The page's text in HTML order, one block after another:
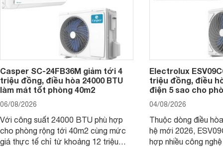
Casper SC-24FB36M giảm tới 4
triệu đồng, điều hòa 24000 BTU
làm mát tốt phòng 40m2
06/08/2026
Với công suất 24000 BTU phù hợp
cho phòng rộng tới 40m2 cùng mức
giá thực tế chỉ từ khoảng 12 triệu
Electrolux
triệu đồng, điều
điện 5 sao cho
04/08/2026
Thuộc dòng điều
hệ mới 2026,
hợp nhiều công